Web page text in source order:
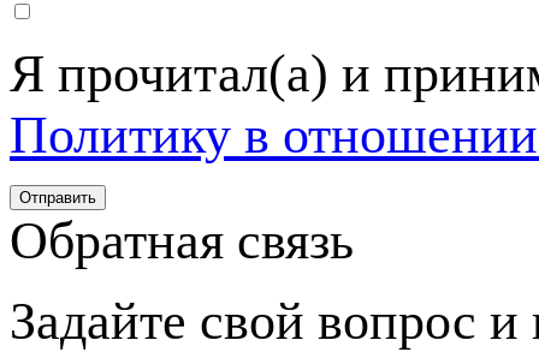
Я прочитал(а) и
Политику в
Обратная связь
Задайте свой вопрос